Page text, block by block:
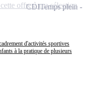
d'activités sportives
à la pratique de plusieurs
CDITemps plein
offre à ma sélection